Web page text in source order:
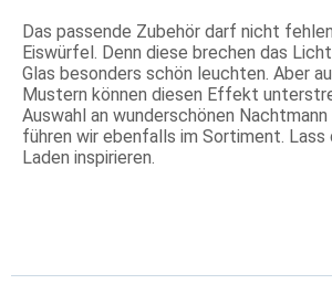
Das passende Zubehör darf nicht
Eiswürfel. Denn diese brechen das
Glas besonders schön leuchten. Aber
Mustern können diesen Effekt
Auswahl an wunderschönen
führen wir ebenfalls im Sortiment. Lass
Laden inspirieren.